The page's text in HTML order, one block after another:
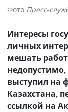
Фото Пресс-
Интересы
личных
мешать
выступил на
Казахстана,
ссылкой на